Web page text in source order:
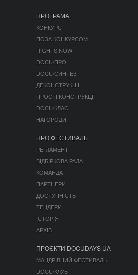
ПРОГРАМА
КОНКУРС
ПОЗА КОНКУРСОМ
RIGHTS NOW!
DOCU/ПРО
DOCU/СИНТЕЗ
ДЕКОНСТРУКЦІЇ
ПРОСТІ КОНСТРУКЦІЇ
DOCU/КЛАС
НАГОРОДИ
ПРО ФЕСТИВАЛЬ
РЕГЛАМЕНТ
ВІДБІРКОВА РАДА
КОМАНДА
ПАРТНЕРИ
ДОСТУПНІСТЬ
ТЕНДЕРИ
ІСТОРІЯ
АРХІВ
ПРОЄКТИ DOCUDAYS UA
МАНДРІВНИЙ ФЕСТИВАЛЬ
DOCU/КЛУБ